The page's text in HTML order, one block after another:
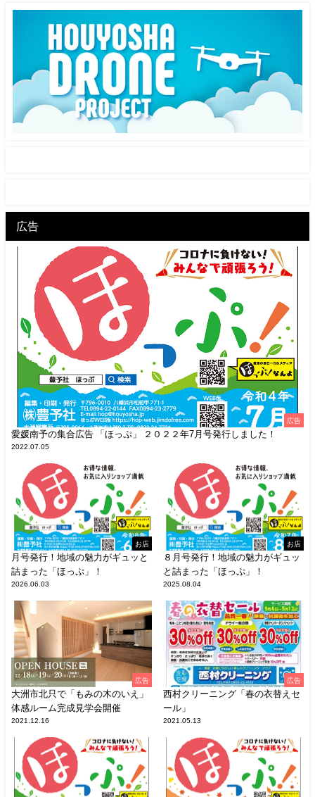
広告
広告
愛媛南予の集合広告 「ほっぷ」 ２０２２年7月号発行しました！
2022.07.05
お店
月号発行！地域の魅力がギュッと
詰まった「ほっぷ」！
2026.06.03
お店
８月号発行！地域の魅力がギュッ
と詰まった「ほっぷ」！
2025.08.04
広告
大洲市北只で「もみの木のいえ」
体感ルーム完成見学会開催
2021.12.16
広告
西村クリーニング「春の衣替えセ
ール」
2021.05.13